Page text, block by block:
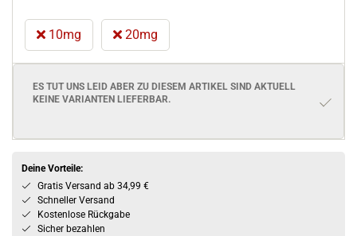
10mg 20mg
ES TUT UNS LEID ABER ZU DIESEM ARTIKEL SIND AKTUELL
KEINE VARIANTEN LIEFERBAR.
Deine Vorteile:
Gratis Versand ab 34,99 €
Schneller Versand
Kostenlose Rückgabe
Sicher bezahlen